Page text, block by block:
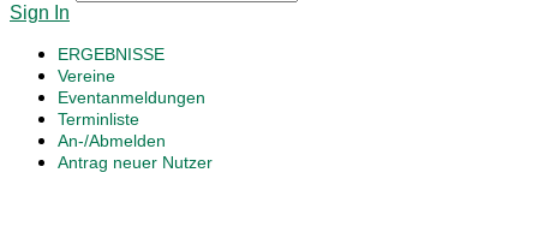
Sign In
ERGEBNISSE
Vereine
Eventanmeldungen
Terminliste
An-/Abmelden
Antrag neuer Nutzer